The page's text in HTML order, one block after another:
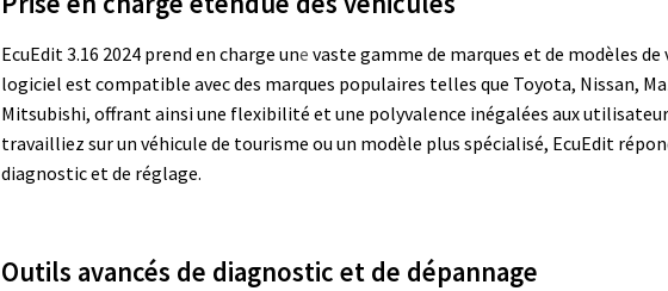
EcuEdit 3.16 2024 prend en charge une vaste gamme de marques et de modèles de
logiciel est compatible avec des marques populaires telles que Toyota, Nissan,
Mitsubishi, offrant ainsi une flexibilité et une polyvalence inégalées aux
travailliez sur un véhicule de tourisme ou un modèle plus spécialisé, EcuEdit
diagnostic et de réglage.
Outils avancés de diagnostic et de dépannage